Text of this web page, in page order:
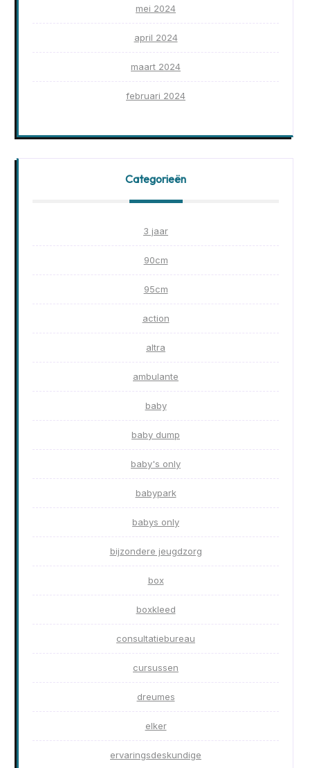
mei 2024
april 2024
maart 2024
februari 2024
Categorieën
3 jaar
90cm
95cm
action
altra
ambulante
baby
baby dump
baby's only
babypark
babys only
bijzondere jeugdzorg
box
boxkleed
consultatiebureau
cursussen
dreumes
elker
ervaringsdeskundige